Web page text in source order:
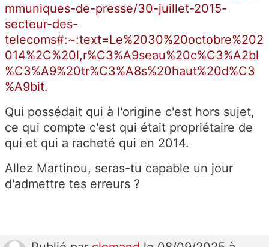
mmuniques-de-presse/30-juillet-2015-
secteur-des-
telecoms#:~:text=Le%2030%20octobre%202
014%2C%20l,r%C3%A9seau%20c%C3%A2bl
%C3%A9%20tr%C3%A8s%20haut%20d%C3
%A9bit.
Qui possédait qui à l'origine c'est hors sujet,
ce qui compte c'est qui était propriétaire de
qui et qui a racheté qui en 2014.
Allez Martinou, seras-tu capable un jour
d'admettre tes erreurs ?